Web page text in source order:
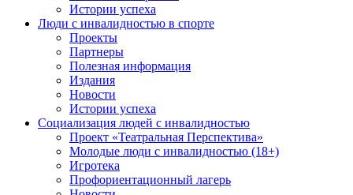
Истории успеха
Люди с инвалидностью в спорте
Проекты
Партнеры
Полезная информация
Издания
Новости
Истории успеха
Социализация людей с инвалидностью
Проект «Театральная Перспектива»
Молодые люди с инвалидностью (18+)
Игротека
Профориентационный лагерь